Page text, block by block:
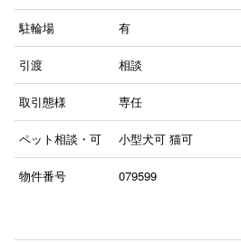
駐輪場 有
引渡 相談
取引態様 専任
ペット相談・可 小型犬可 猫可
物件番号 079599